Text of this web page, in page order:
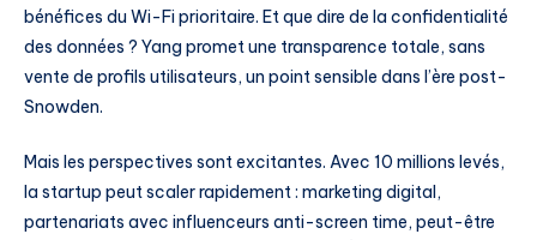
bénéfices du Wi-Fi prioritaire. Et que dire de la confidentialité
des données ? Yang promet une transparence totale, sans
vente de profils utilisateurs, un point sensible dans l’ère post-
Snowden.
Mais les perspectives sont excitantes. Avec 10 millions levés,
la startup peut scaler rapidement : marketing digital,
partenariats avec influenceurs anti-screen time, peut-être